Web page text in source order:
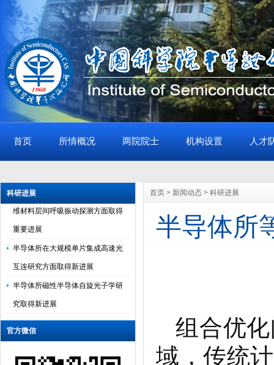
首页 所情概况 两院院士 机构设置 人才
科研进展
半导体所垂直自旋器件的全电写入
半导体所等在等离激元纳腔助力二
维材料层间呼吸振动探测方面取得
半导体所在大规模单片集成高速光
半导体所磁性半导体自旋光子学研
半导体所在低功耗二维半导体基自
旋电子器件领域取得新进展
官方微信
首页 > 新闻动态 > 科研进展
半导体所
组合优
域，传统